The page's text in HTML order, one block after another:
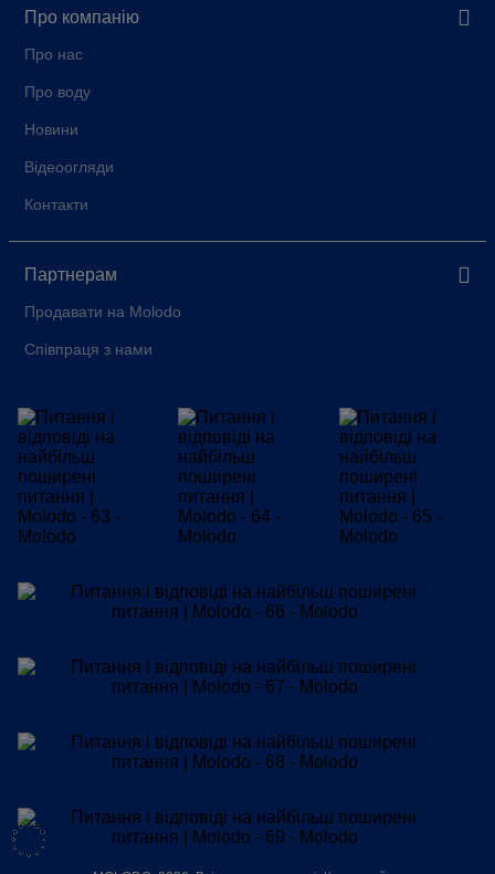
Про компанію
Про нас
Про воду
Новини
Відеоогляди
Контакти
Партнерам
Продавати на Molodo
Співпраця з нами